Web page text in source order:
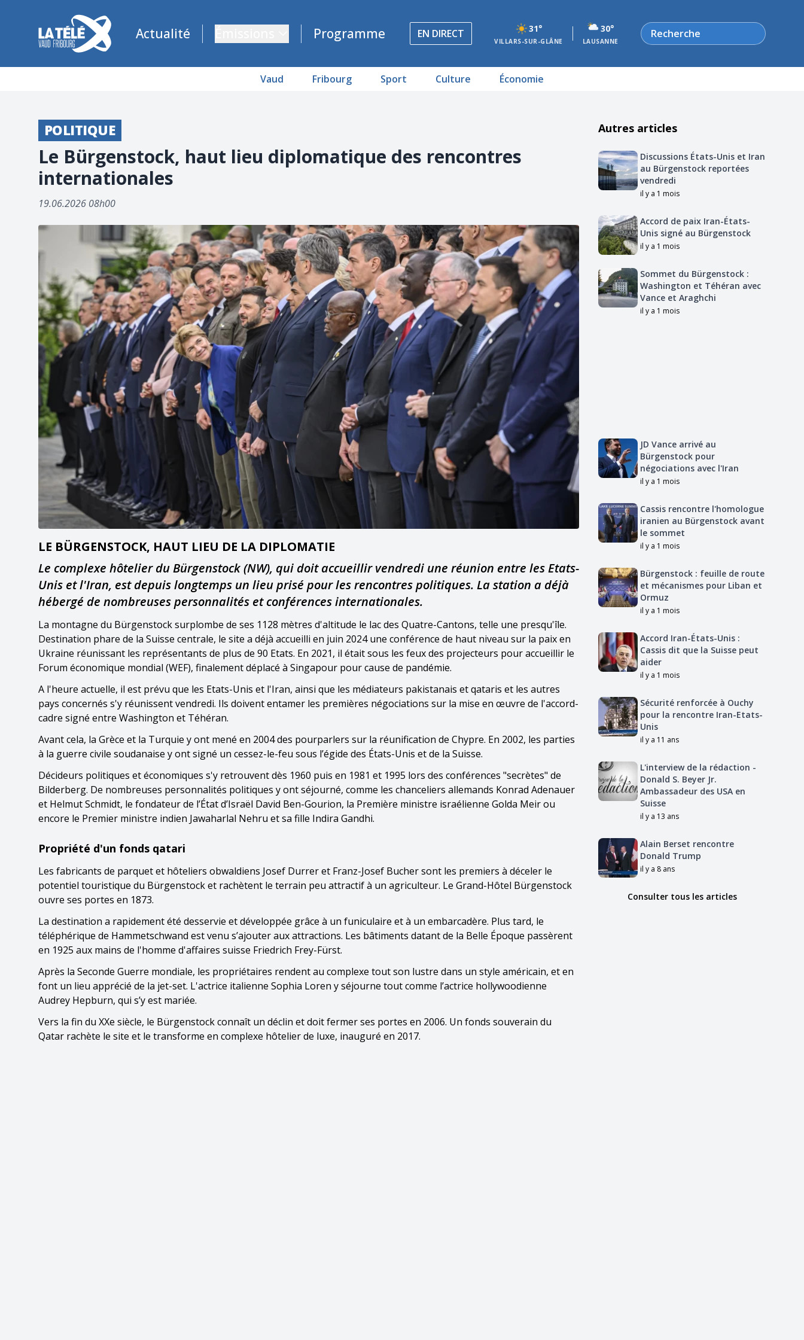
La Télé - Télévision régionale Vaud et Fribourg
Actualité Programme EN DIRECT 31°
VILLARS-SUR-GLÂNE
30°
LAUSANNE
Rechercher
Vaud Fribourg Sport Culture Économie
POLITIQUE
Le Bürgenstock, haut lieu diplomatique des rencontres
internationales
19.06.2026 08h00
LE BÜRGENSTOCK, HAUT LIEU DE LA DIPLOMATIE
Le complexe hôtelier du Bürgenstock (NW), qui doit accueillir vendredi une réunion entre les Etats-
Unis et l'Iran, est depuis longtemps un lieu prisé pour les rencontres politiques. La station a déjà
hébergé de nombreuses personnalités et conférences internationales.
La montagne du Bürgenstock surplombe de ses 1128 mètres d'altitude le lac des Quatre-Cantons, telle une presqu'île.
Destination phare de la Suisse centrale, le site a déjà accueilli en juin 2024 une conférence de haut niveau sur la paix en
Ukraine réunissant les représentants de plus de 90 Etats. En 2021, il était sous les feux des projecteurs pour accueillir le
Forum économique mondial (WEF), finalement déplacé à Singapour pour cause de pandémie.
A l'heure actuelle, il est prévu que les Etats-Unis et l'Iran, ainsi que les médiateurs pakistanais et qataris et les autres
pays concernés s'y réunissent vendredi. Ils doivent entamer les premières négociations sur la mise en œuvre de l'accord-
cadre signé entre Washington et Téhéran.
Avant cela, la Grèce et la Turquie y ont mené en 2004 des pourparlers sur la réunification de Chypre. En 2002, les parties
à la guerre civile soudanaise y ont signé un cessez-le-feu sous l’égide des États-Unis et de la Suisse.
Décideurs politiques et économiques s'y retrouvent dès 1960 puis en 1981 et 1995 lors des conférences "secrètes" de
Bilderberg. De nombreuses personnalités politiques y ont séjourné, comme les chanceliers allemands Konrad Adenauer
et Helmut Schmidt, le fondateur de l’État d’Israël David Ben-Gourion, la Première ministre israélienne Golda Meir ou
encore le Premier ministre indien Jawaharlal Nehru et sa fille Indira Gandhi.
Propriété d'un fonds qatari
Les fabricants de parquet et hôteliers obwaldiens Josef Durrer et Franz-Josef Bucher sont les premiers à déceler le
potentiel touristique du Bürgenstock et rachètent le terrain peu attractif à un agriculteur. Le Grand-Hôtel Bürgenstock
ouvre ses portes en 1873.
La destination a rapidement été desservie et développée grâce à un funiculaire et à un embarcadère. Plus tard, le
téléphérique de Hammetschwand est venu s’ajouter aux attractions. Les bâtiments datant de la Belle Époque passèrent
en 1925 aux mains de l'homme d'affaires suisse Friedrich Frey-Fürst.
Après la Seconde Guerre mondiale, les propriétaires rendent au complexe tout son lustre dans un style américain, et en
font un lieu apprécié de la jet-set. L'actrice italienne Sophia Loren y séjourne tout comme l’actrice hollywoodienne
Audrey Hepburn, qui s’y est mariée.
Vers la fin du XXe siècle, le Bürgenstock connaît un déclin et doit fermer ses portes en 2006. Un fonds souverain du
Qatar rachète le site et le transforme en complexe hôtelier de luxe, inauguré en 2017.
Autres articles
Discussions États-Unis et Iran
au Bürgenstock reportées
vendredi
il y a 1 mois
Accord de paix Iran-États-
Unis signé au Bürgenstock
il y a 1 mois
Sommet du Bürgenstock :
Washington et Téhéran avec
Vance et Araghchi
il y a 1 mois
JD Vance arrivé au
Bürgenstock pour
négociations avec l'Iran
il y a 1 mois
Cassis rencontre l'homologue
iranien au Bürgenstock avant
le sommet
il y a 1 mois
Bürgenstock : feuille de route
et mécanismes pour Liban et
Ormuz
il y a 1 mois
Accord Iran-États-Unis :
Cassis dit que la Suisse peut
aider
il y a 1 mois
Sécurité renforcée à Ouchy
pour la rencontre Iran-Etats-
Unis
il y a 11 ans
L'interview de la rédaction -
Donald S. Beyer Jr.
Ambassadeur des USA en
Suisse
il y a 13 ans
Alain Berset rencontre
Donald Trump
il y a 8 ans
Consulter tous les articles